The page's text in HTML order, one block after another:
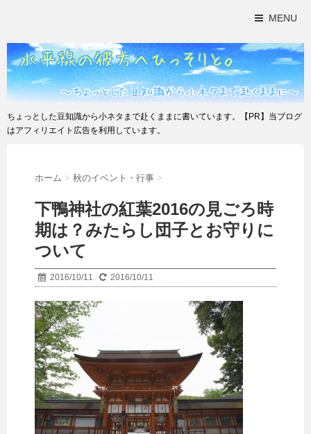
MENU
ちょっとした豆知識から小ネタまで赴くままに書いています。【PR】当ブログ
はアフィリエイト広告を利用しています。
ホーム > 秋のイベント・行事 >
下鴨神社の紅葉2016の見ごろ時
期は？みたらし団子とお守りに
ついて
2016/10/11 2016/10/11